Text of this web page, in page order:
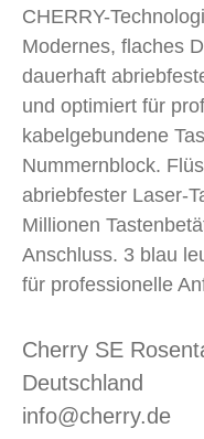
CHERRY-
Modernes, flaches
dauerhaft
und optimiert für
kabelgebundene
Nummernblock.
abriebfester Laser-
Millionen
Anschluss. 3 blau
für professionelle
Cherry SE
Deutschland
info@cherry.de